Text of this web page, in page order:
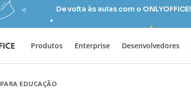
De volta às aulas com o ONLYOFFICE!
Produtos Enterprise Desenvolvedores
PARA EDUCAÇÃO